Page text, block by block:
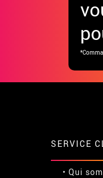
SERVICE
• Qui